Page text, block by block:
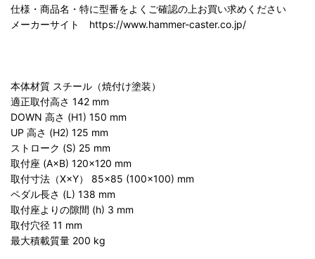
仕様・商品名・特に型番をよくご確認の上お買い求めください
メーカーサイト https://www.hammer-caster.co.jp/
本体材質 スチール（焼付け塗装）
適正取付高さ 142 mm
DOWN 高さ (H1) 150 mm
UP 高さ (H2) 125 mm
ストローク (S) 25 mm
取付座 (A×B) 120×120 mm
取付寸法（X×Y） 85×85 (100×100) mm
ペダル長さ (L) 138 mm
取付座よりの隙間 (h) 3 mm
取付穴径 11 mm
最大積載質量 200 kg